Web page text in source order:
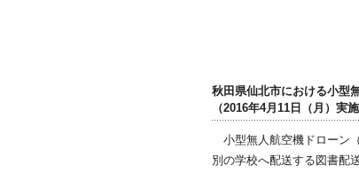
秋田県仙北市における小型
（2016年4月11日（月）実施
小型無人航空機ドローン
別の学校へ配送する図書配